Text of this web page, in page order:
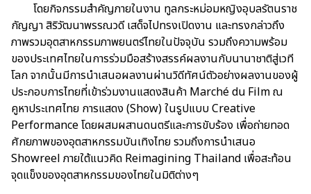
โดยกิจกรรมสำคัญภายในงาน ทูลกระหม่อมหญิงอุบลรัตนราช
กัญญา สิริวัฒนาพรรณวดี เสด็จไปทรงเปิดงาน และทรงกล่าวถึง
ภาพรวมอุตสาหกรรมภาพยนตร์ไทยในปัจจุบัน รวมถึงความพร้อม
ของประเทศไทยในการร่วมมือสร้างสรรค์ผลงานกับนานาชาติสู่เวที
โลก จากนั้นมีการนำเสนอผลงานผ่านวิดีทัศน์ตัวอย่างผลงานของผู้
ประกอบการไทยที่เข้าร่วมงานแสดงสินค้า Marché du Film ณ
คูหาประเทศไทย การแสดง (Show) ในรูปแบบ Creative
Performance โดยผสมผสานดนตรีและการขับร้อง เพื่อถ่ายทอด
ศักยภาพของอุตสาหกรรมบันเทิงไทย รวมถึงการนำเสนอ
Showreel ภายใต้แนวคิด Reimagining Thailand เพื่อสะท้อน
จุดแข็งของอุตสาหกรรมของไทยในมิติต่างๆ